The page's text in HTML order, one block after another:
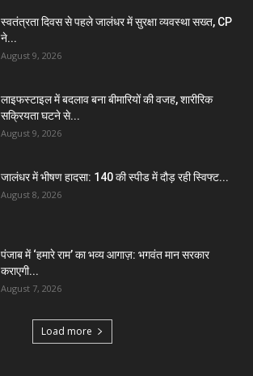
स्वतंत्रता दिवस से पहले जालंधर में सुरक्षा व्यवस्था सख्त, CP
ने...
August 9, 2026
लाइफस्टाइल में बदलाव बना बीमारियों की वजह, शारीरिक
सक्रियता घटने से...
August 9, 2026
जालंधर में भीषण हादसा: 140 की स्पीड में दौड़ रही स्विफ्ट...
August 8, 2026
पंजाब में ‘हमारे राम’ का भव्य आगाज़: भगवंत मान सरकार
कराएगी...
August 7, 2026
Load more